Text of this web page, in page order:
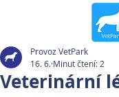
Veterinární
Provoz VetPark
16. 6. Minut čtení: 2